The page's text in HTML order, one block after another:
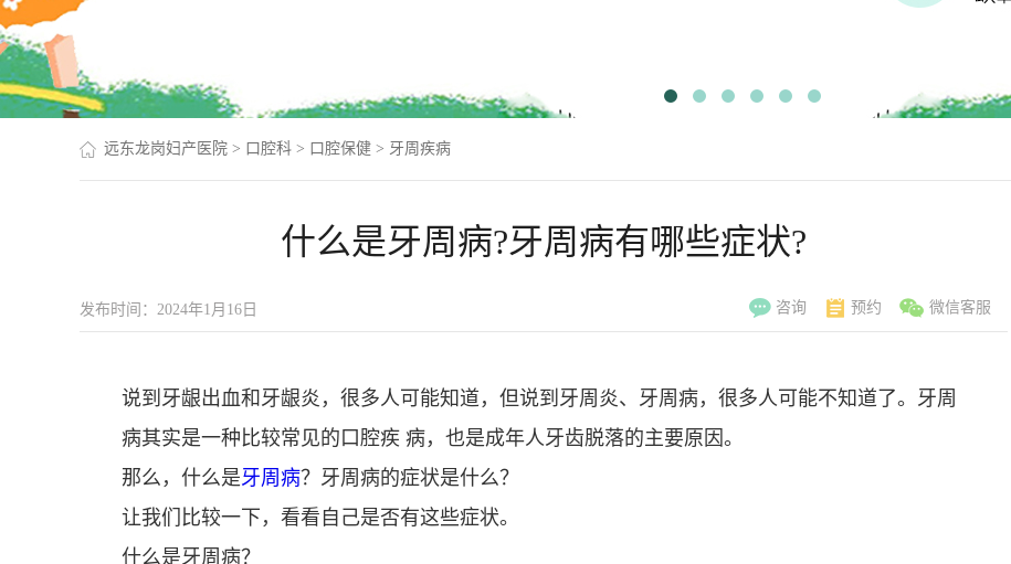
远东龙岗妇产医院 > 口腔科 > 口腔保健 > 牙周疾病
什么是牙周病?牙周病有哪些症状?
发布时间：2024年1月16日 咨询 预约 微信客服
说到牙龈出血和牙龈炎，很多人可能知道，但说到牙周炎、牙周病，很多人可能不知道了。牙周
病其实是一种比较常见的口腔疾 病，也是成年人牙齿脱落的主要原因。
那么，什么是牙周病？牙周病的症状是什么？
让我们比较一下，看看自己是否有这些症状。
什么是牙周病？